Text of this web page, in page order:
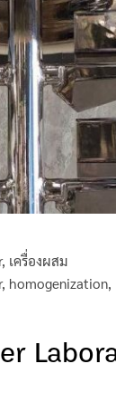
, เครื่องผสม
, homogenization,